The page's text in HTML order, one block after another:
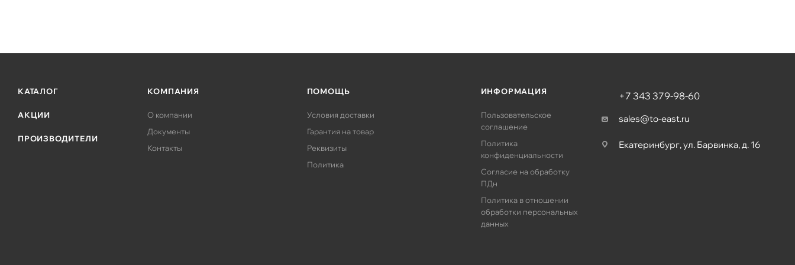
КАТАЛОГ
АКЦИИ
ПРОИЗВОДИТЕЛИ
КОМПАНИЯ
О компании
Документы
Контакты
ПОМОЩЬ
Условия доставки
Гарантия на товар
Реквизиты
Политика
ИНФОРМАЦИЯ
Пользовательское
соглашение
Политика
конфиденциальности
Согласие на обработку
ПДн
Политика в отношении
обработки персональных
данных
+7 343 379-98-60
sales@to-east.ru
Екатеринбург, ул. Барвинка, д. 16